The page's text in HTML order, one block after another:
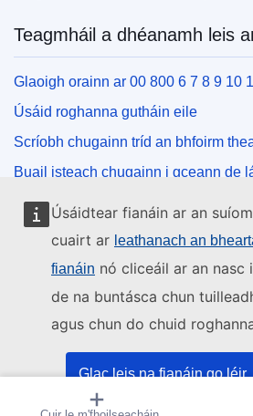
Úsáidtear fianáin ar an
cuairt ar leathanach an
fianáin nó cliceáil ar an nasc
de na buntásca chun
agus chun do chuid
Glac leis na fianáin go léir
Teagmháil a dhéanamh leis
Glaoigh orainn ar 00 800 6 7 8 9 10
Úsáid roghanna gutháin eile
Scríobh chugainn tríd an bhfoirm
Buail isteach chugainn i gceann de
Na meáin shóisialta
Cuardaigh cuntais an Aontais
shóisialta
Institiúidí agus comhlachtaí
Eorpaigh
Cuardaigh na hinstitiúidí agus na